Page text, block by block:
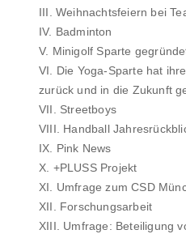
III. Weihnachtsfeiern bei
IV. Badminton
V. Minigolf Sparte
VI. Die Yoga-Sparte hat
zurück und in die Zukunft
VII. Streetboys
VIII. Handball
IX. Pink News
X. +PLUSS Projekt
XI. Umfrage zum CSD
XII. Forschungsarbeit
XIII. Umfrage: Beteiligung